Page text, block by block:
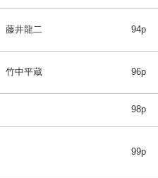
藤井龍二 94p
竹中平蔵 96p
98p
99p